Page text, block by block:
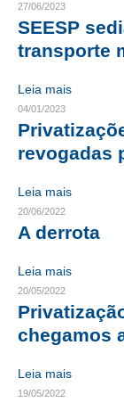
PISO SALARIAL
FIQUE POR
OPORTUNIDADES
APRESENTAÇÃO
EMPREGO E
AUTÔNOMOS E
NEWSLETTER
GUIA DAS
CONTATO
27/06/2023
SEESP
transporte
Leia mais
04/01/2023
revogadas
Leia mais
20/06/2022
A derrota
Leia mais
20/05/2022
chegamos
Leia mais
19/05/2022